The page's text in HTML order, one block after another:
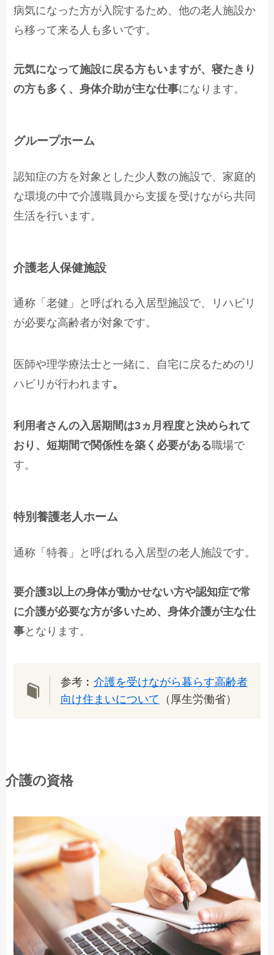
病気になった方が入院するため、他の老人施設か
ら移って来る人も多いです。
元気になって施設に戻る方もいますが、寝たきり
の方も多く、身体介助が主な仕事になります。
グループホーム
認知症の方を対象とした少人数の施設で、家庭的
な環境の中で介護職員から支援を受けながら共同
生活を行います。
介護老人保健施設
通称「老健」と呼ばれる入居型施設で、リハビリ
が必要な高齢者が対象です。
医師や理学療法士と一緒に、自宅に戻るためのリ
ハビリが行われます。
利用者さんの入居期間は3ヵ月程度と決められて
おり、短期間で関係性を築く必要がある職場で
す。
特別養護老人ホーム
通称「特養」と呼ばれる入居型の老人施設です。
要介護3以上の身体が動かせない方や認知症で常
に介護が必要な方が多いため、身体介護が主な仕
事となります。
参考︰ 介護を受けながら暮らす高齢者
向け住まいについて （厚生労働省）
介護の資格